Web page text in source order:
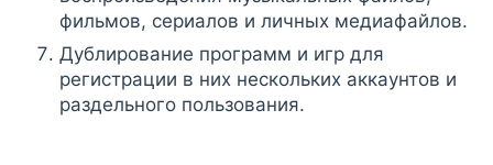
фильмов, сериалов и личных медиафайлов.
Дублирование программ и игр для
регистрации в них нескольких аккаунтов и
раздельного пользования.